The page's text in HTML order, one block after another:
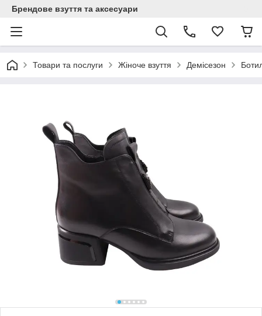
Брендове взуття та аксесуари
Товари та послуги Жіноче взуття Демісезон